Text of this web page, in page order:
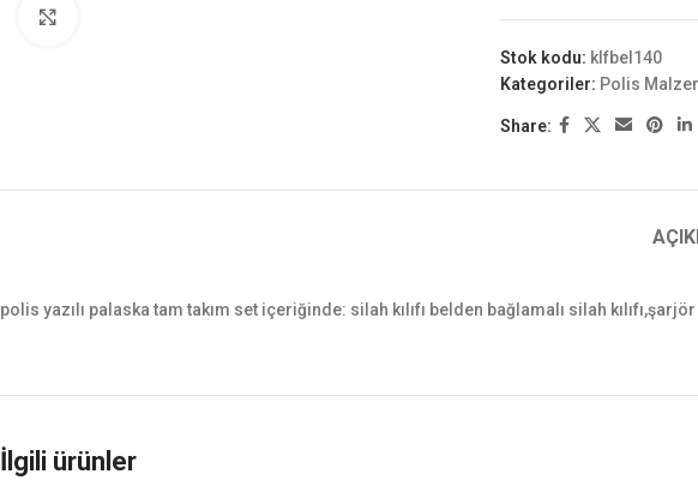
Stok kodu: klfbel140
Kategoriler: Polis
Share:
polis yazılı palaska tam takım set içeriğinde: silah kılıfı belden bağlamalı silah kılıfı,şarjör
İlgili ürünler